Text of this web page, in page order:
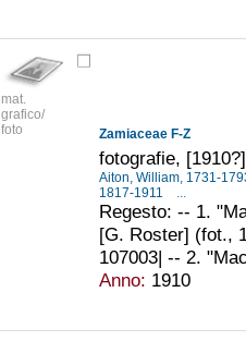
mat.
grafico/
foto
Zamiaceae F-Z
fotografie, [1910?]
Aiton, William, 1731-
1817-1911
Regesto: -- 1.
[G. Roster] (fot.,
107003| -- 2.
Anno: 1910